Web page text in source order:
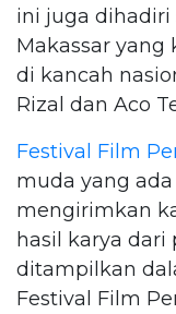
ini juga dihadiri
Makassar yang
di kancah
Rizal dan Aco
Festival Film
muda yang
mengirimkan
hasil karya
ditampilkan
Festival Film